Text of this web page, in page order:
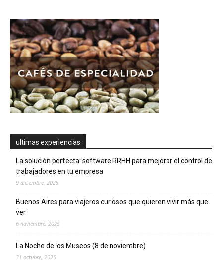
ultimas experiencias
La solución perfecta: software RRHH para mejorar el control de
trabajadores en tu empresa
9 diciembre, 2025
Buenos Aires para viajeros curiosos que quieren vivir más que
ver
6 noviembre, 2025
La Noche de los Museos (8 de noviembre)
31 octubre, 2025